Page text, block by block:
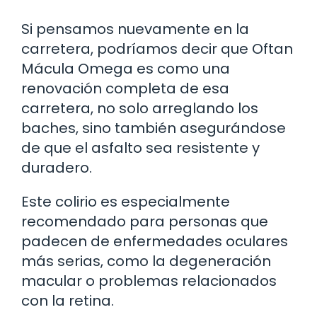
Si pensamos nuevamente en la
carretera, podríamos decir que Oftan
Mácula Omega es como una
renovación completa de esa
carretera, no solo arreglando los
baches, sino también asegurándose
de que el asfalto sea resistente y
duradero.
Este colirio es especialmente
recomendado para personas que
padecen de enfermedades oculares
más serias, como la degeneración
macular o problemas relacionados
con la retina.